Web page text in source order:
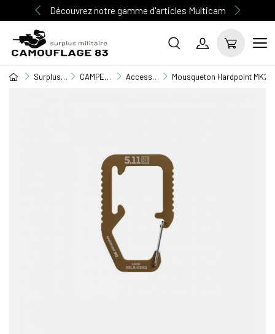
Découvrez notre gamme d'articles Multicam
Surplus Militaire CAMPEMENT / BIVOUAC Accessoires terrain Mousqueton Hardpoint MK2